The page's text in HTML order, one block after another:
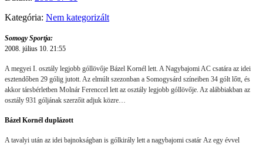
Kategória: Nem kategorizált
Somogy Sportja:
2008. július 10. 21:55
A megyei I. osztály legjobb góllövője Bázel Kornél lett. A Nagybajomi AC csatára az idei
esztendőben 29 gólig jutott. Az elmúlt szezonban a Somogysárd színeiben 34 gólt lőtt, és
akkor társbérletben Molnár Ferenccel lett az osztály legjobb góllövője. Az alábbiakban az
osztály 931 góljának szerzőit adjuk közre…
Bázel Kornél duplázott
A tavalyi után az idei bajnokságban is gólkirály lett a nagybajomi csatár Az egy évvel